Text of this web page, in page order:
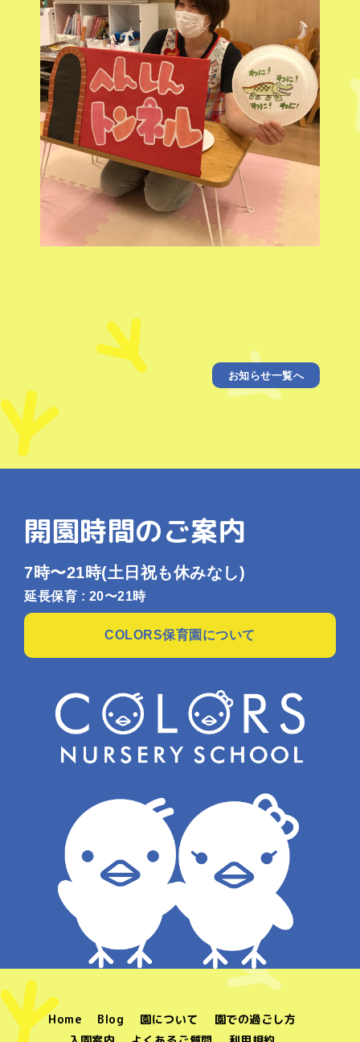
お知らせ一覧へ
開園時間のご案内
7時〜21時(土日祝も休みなし)
延長保育 : 20〜21時
COLORS保育園について
Home Blog 園について
園での過ごし方